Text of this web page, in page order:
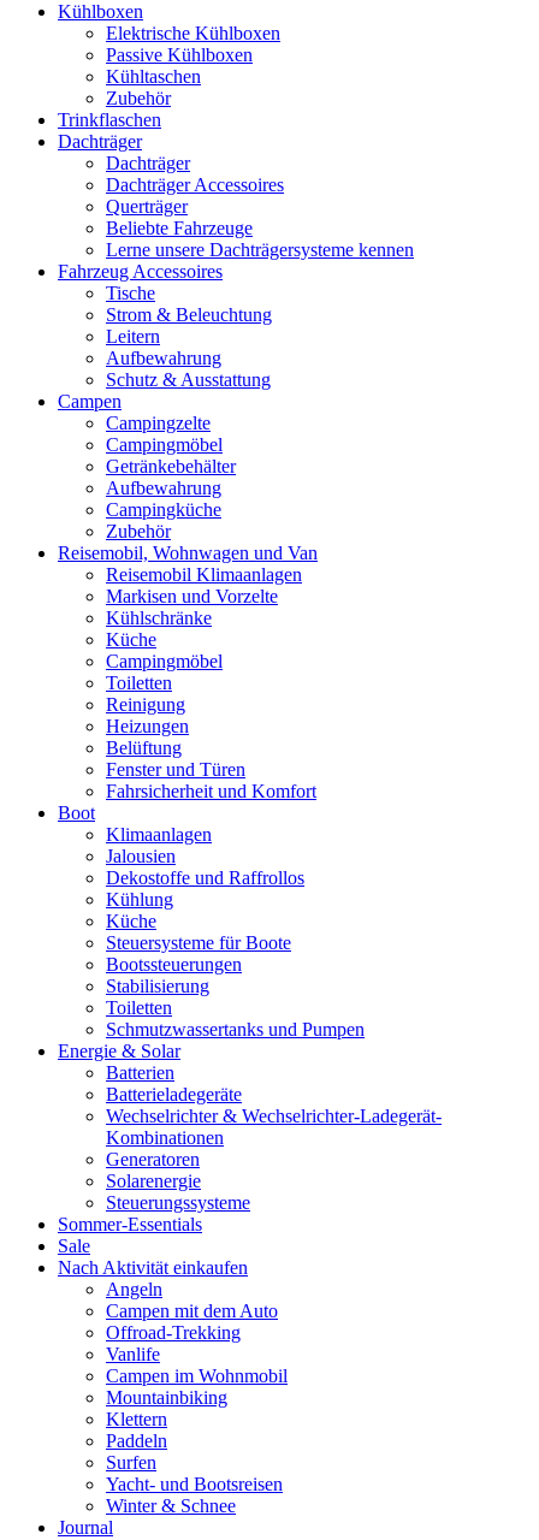
Kühlboxen
Elektrische Kühlboxen
Passive Kühlboxen
Kühltaschen
Zubehör
Trinkflaschen
Dachträger
Dachträger
Dachträger Accessoires
Querträger
Beliebte Fahrzeuge
Lerne unsere Dachträgersysteme kennen
Fahrzeug Accessoires
Tische
Strom & Beleuchtung
Leitern
Aufbewahrung
Schutz & Ausstattung
Campen
Campingzelte
Campingmöbel
Getränkebehälter
Aufbewahrung
Campingküche
Zubehör
Reisemobil, Wohnwagen und Van
Reisemobil Klimaanlagen
Markisen und Vorzelte
Kühlschränke
Küche
Campingmöbel
Toiletten
Reinigung
Heizungen
Belüftung
Fenster und Türen
Fahrsicherheit und Komfort
Boot
Klimaanlagen
Jalousien
Dekostoffe und Raffrollos
Kühlung
Küche
Steuersysteme für Boote
Bootssteuerungen
Stabilisierung
Toiletten
Schmutzwassertanks und Pumpen
Energie & Solar
Batterien
Batterieladegeräte
Wechselrichter & Wechselrichter-Ladegerät-
Kombinationen
Generatoren
Solarenergie
Steuerungssysteme
Sommer-Essentials
Sale
Nach Aktivität einkaufen
Angeln
Campen mit dem Auto
Offroad-Trekking
Vanlife
Campen im Wohnmobil
Mountainbiking
Klettern
Paddeln
Surfen
Yacht- und Bootsreisen
Winter & Schnee
Journal